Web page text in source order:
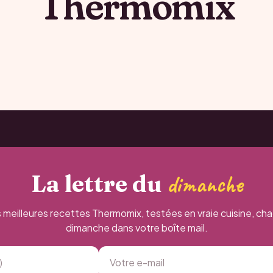
La lettre du dimanche
meilleures recettes Thermomix, testées en vraie cuisine,
dimanche dans votre boîte mail.